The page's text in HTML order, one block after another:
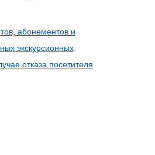
абонементов и
экскурсионных
отказа посетителя